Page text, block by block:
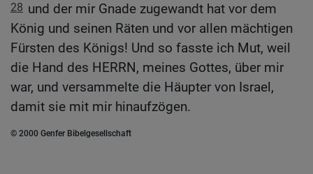
28 und der mir Gnade zugewandt hat vor dem
König und seinen Räten und vor allen mächtigen
Fürsten des Königs! Und so fasste ich Mut, weil
die Hand des HERRN, meines Gottes, über mir
war, und versammelte die Häupter von Israel,
damit sie mit mir hinaufzögen.
© 2000 Genfer Bibelgesellschaft